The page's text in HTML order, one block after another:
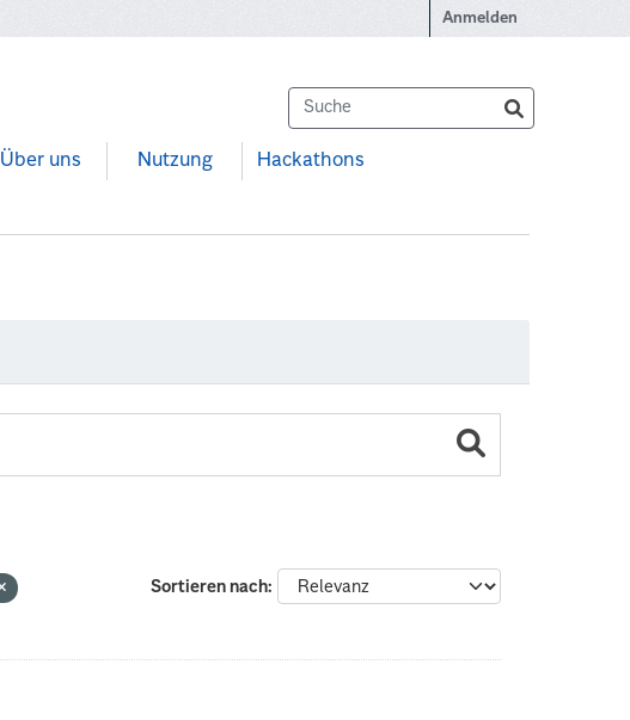
Anmelden
Über uns Nutzung Hackathons
Sortieren nach